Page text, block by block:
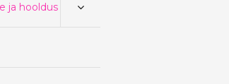
ja hooldus